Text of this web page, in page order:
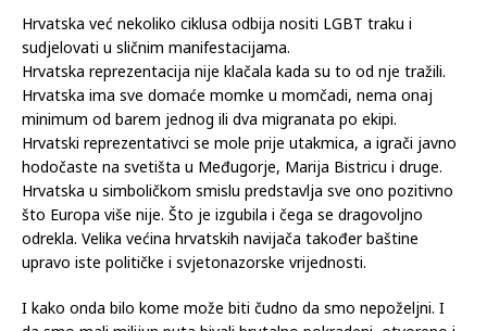
Hrvatska već nekoliko ciklusa odbija nositi LGBT traku i
sudjelovati u sličnim manifestacijama.
Hrvatska reprezentacija nije klačala kada su to od nje tražili.
Hrvatska ima sve domaće momke u momčadi, nema onaj
minimum od barem jednog ili dva migranata po ekipi.
Hrvatski reprezentativci se mole prije utakmica, a igrači javno
hodočaste na svetišta u Međugorje, Marija Bistricu i druge.
Hrvatska u simboličkom smislu predstavlja sve ono pozitivno
što Europa više nije. Što je izgubila i čega se dragovoljno
odrekla. Velika većina hrvatskih navijača također baštine
upravo iste političke i svjetonazorske vrijednosti.
I kako onda bilo kome može biti čudno da smo nepoželjni. I